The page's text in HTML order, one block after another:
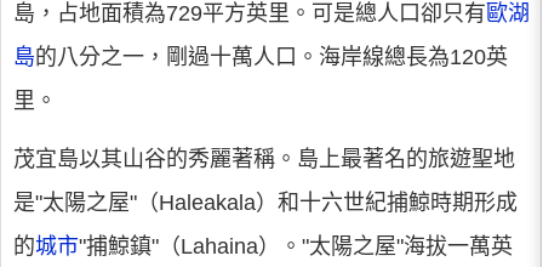
島，占地面積為729平方英里。可是總人口卻只有歐湖
島的八分之一，剛過十萬人口。海岸線總長為120英
里。
茂宜島以其山谷的秀麗著稱。島上最著名的旅遊聖地
是"太陽之屋"（Haleakala）和十六世紀捕鯨時期形成
的城市"捕鯨鎮"（Lahaina）。"太陽之屋"海拔一萬英